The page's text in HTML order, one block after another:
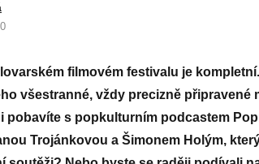
filmovém festivalu je
všestranné, vždy precizně připravené
pobavíte s popkulturním podcastem
Trojánkovou a Šimonem Holým,